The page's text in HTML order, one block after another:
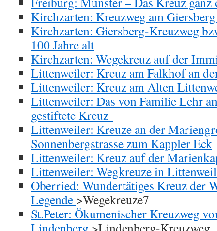
Kirchzarten: Kreuzweg am
Kirchzarten: Giersberg-Kreuzweg
100 Jahre alt
Kirchzarten: Wegekreuz auf der
Littenweiler: Kreuz am Falkhof an
Littenweiler: Kreuz am Alten
Littenweiler: Das von Familie Lehr
gestiftete Kreuz
Littenweiler: Kreuze an der
Sonnenbergstrasse zum Kappler Eck
Littenweiler: Kreuz auf der
Littenweiler: Wegkreuze in
Oberried: Wundertätiges Kreuz der
Legende >Wegekreuze7
St.Peter: Ökumenischer Kreuzweg
Lindenberg >Lindenberg-Kreuzweg